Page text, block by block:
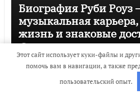
Биография Руби Роуз
музыкальная
жизнь и знаковые
travelbox27_ Дек 3, 2023
Этот сайт использует куки-файлы и
помочь вам в навигации, а также
пользовательский опыт.